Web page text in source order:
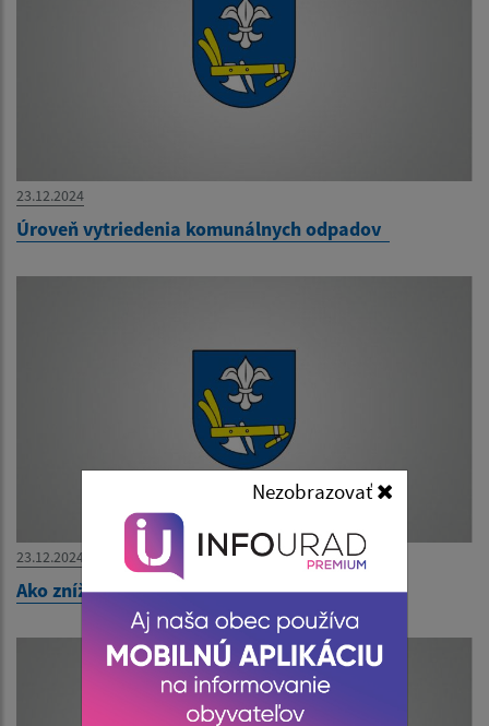
Nezobrazovať
23.12.2024
Úroveň vytriedenia komunálnych odpadov
23.12.2024
Ako znížiť riziko infekcie koronavírusom?